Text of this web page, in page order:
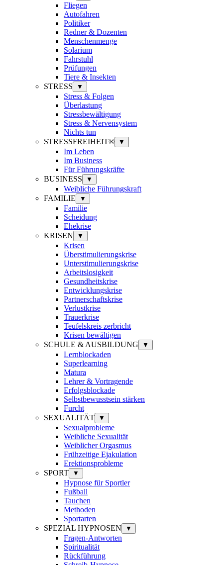
Fliegen
Autofahren
Politiker
Redner & Dozenten
Menschenmenge
Solarium
Fahrstuhl
Prüfungen
Tiere & Insekten
STRESS
▼
Stress & Folgen
Überlastung
Stressbewältigung
Stress & Nervensystem
Nichts tun
STRESSFREIHEIT®
▼
Im Leben
Im Business
Für Führungskräfte
BUSINESS
▼
Weibliche Führungskraft
FAMILIE
▼
Familie
Scheidung
Ehekrise
KRISEN
▼
Krisen
Überstimulierungskrise
Unterstimulierungskrise
Arbeitslosigkeit
Gesundheitskrise
Entwicklungskrise
Partnerschaftskrise
Verlustkrise
Trauerkrise
Teufelskreis zerbricht
Krisen bewältigen
SCHULE & AUSBILDUNG
▼
Lernblockaden
Superlearning
Matura
Lehrer & Vortragende
Erfolgsblockade
Selbstbewusstsein stärken
Furcht
SEXUALITÄT
▼
Sexualprobleme
Weibliche Sexualität
Weiblicher Orgasmus
Frühzeitige Ejakulation
Erektionsprobleme
SPORT
▼
Hypnose für Sportler
Fußball
Tauchen
Methoden
Sportarten
SPEZIAL HYPNOSEN
▼
Fragen-Antworten
Spiritualität
Rückführung